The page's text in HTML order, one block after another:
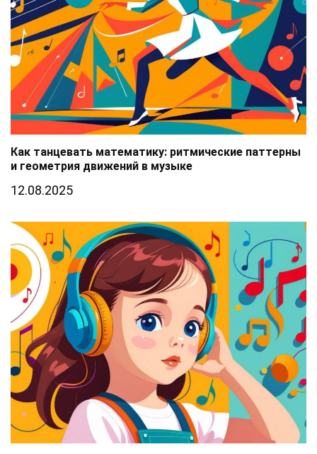
Как танцевать математику: ритмические паттерны
и геометрия движений в музыке
12.08.2025